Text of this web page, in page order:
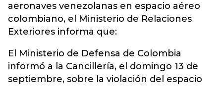
aeronaves venezolanas en espacio aéreo
colombiano, el Ministerio de Relaciones
Exteriores informa que:
El Ministerio de Defensa de Colombia
informó a la Cancillería, el domingo 13 de
septiembre, sobre la violación del espacio